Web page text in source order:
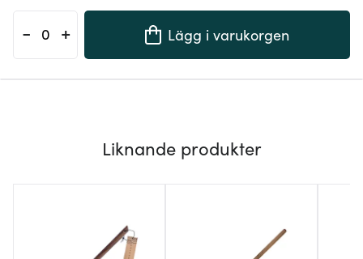
- + Lägg i varukorgen
Liknande produkter